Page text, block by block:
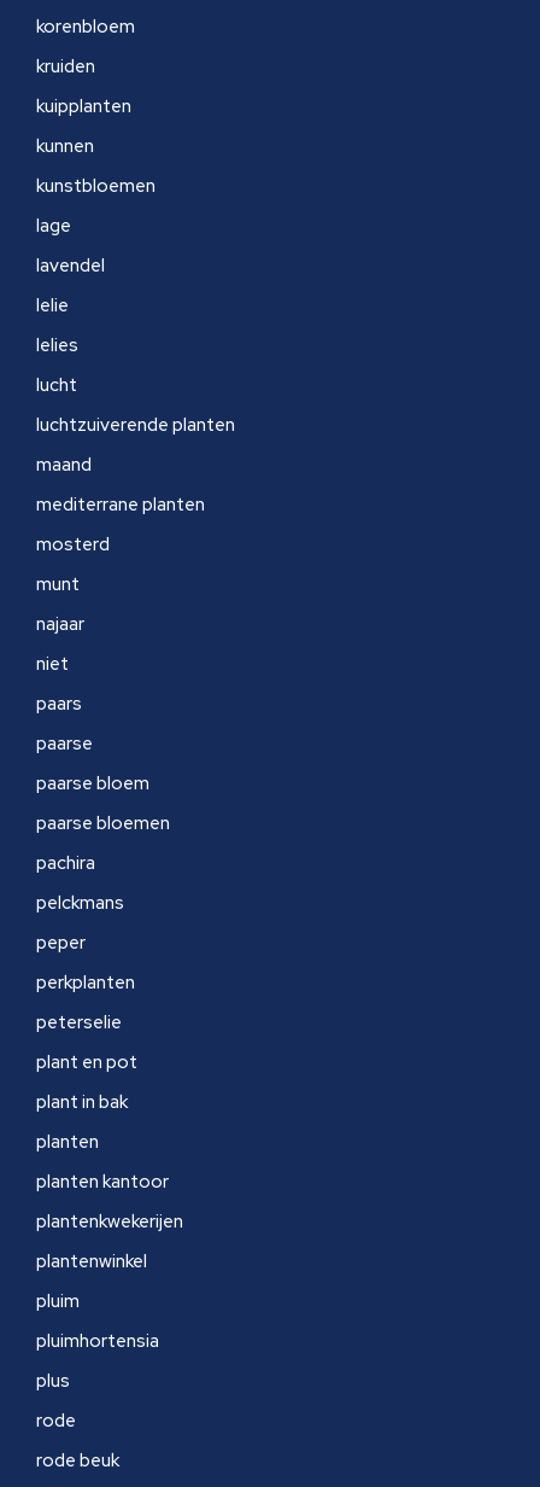
korenbloem
kruiden
kuipplanten
kunnen
kunstbloemen
lage
lavendel
lelie
lelies
lucht
luchtzuiverende planten
maand
mediterrane planten
mosterd
munt
najaar
niet
paars
paarse
paarse bloem
paarse bloemen
pachira
pelckmans
peper
perkplanten
peterselie
plant en pot
plant in bak
planten
planten kantoor
plantenkwekerijen
plantenwinkel
pluim
pluimhortensia
plus
rode
rode beuk